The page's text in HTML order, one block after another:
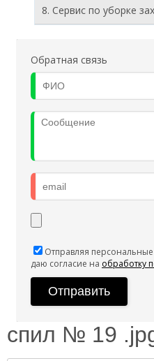
8. Cервис по уборке
Обратная связь
Отправляя
даю согласие на обработку
спил № 19